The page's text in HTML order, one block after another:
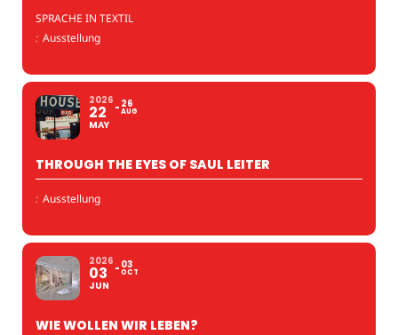
SPRACHE IN TEXTIL
: Ausstellung
2026
22
MAY
26
AUG
THROUGH THE EYES OF SAUL LEITER
: Ausstellung
2026
03
JUN
03
OCT
WIE WOLLEN WIR LEBEN?